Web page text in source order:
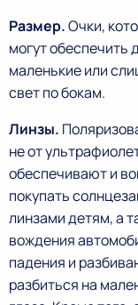
Размер.Очки,
могут обеспечить
маленькие или
свет по бокам.
Линзы.
не от
обеспечивают и
покупать
линзами детям, а
вождения
падения и
разбиться на